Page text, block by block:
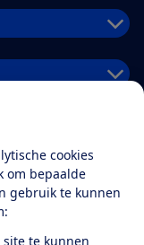
cookies
om bepaalde
gebruik te kunnen
site te kunnen